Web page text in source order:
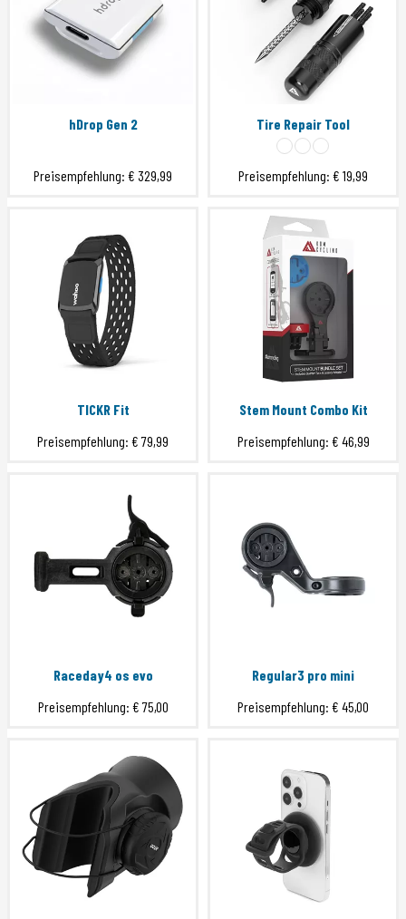
hDrop Gen 2
Preisempfehlung: € 329,99
Tire Repair Tool
Preisempfehlung: € 19,99
TICKR Fit
Preisempfehlung: € 79,99
Stem Mount Combo Kit
Preisempfehlung: € 46,99
Raceday4 os evo
Preisempfehlung: € 75,00
Regular3 pro mini
Preisempfehlung: € 45,00